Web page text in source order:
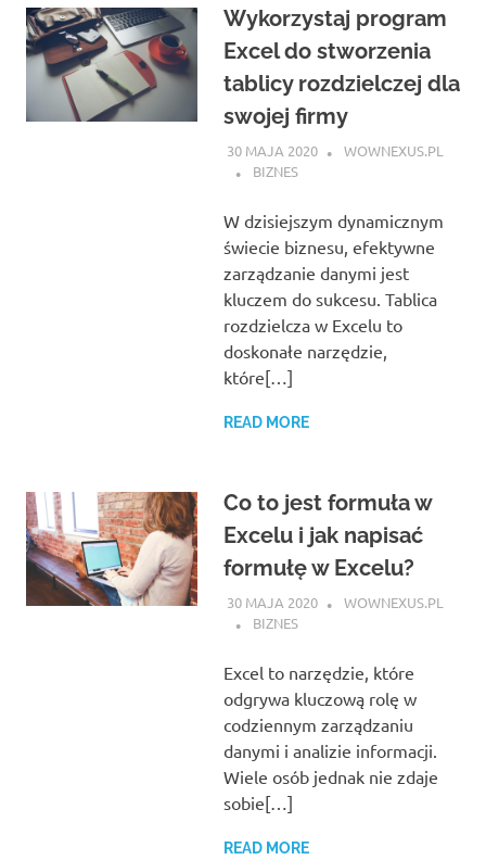
Wykorzystaj program
Excel do stworzenia
tablicy rozdzielczej dla
swojej firmy
30 MAJA 2020
WOWNEXUS.PL
BIZNES
W dzisiejszym dynamicznym
świecie biznesu, efektywne
zarządzanie danymi jest
kluczem do sukcesu. Tablica
rozdzielcza w Excelu to
doskonałe narzędzie,
które[…]
READ MORE
Co to jest formuła w
Excelu i jak napisać
formułę w Excelu?
30 MAJA 2020
WOWNEXUS.PL
BIZNES
Excel to narzędzie, które
odgrywa kluczową rolę w
codziennym zarządzaniu
danymi i analizie informacji.
Wiele osób jednak nie zdaje
sobie[…]
READ MORE